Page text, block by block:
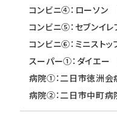
コンビニ④：ローソ
コンビニ⑤：セブン
コンビニ⑥：ミニス
スーパー①：ダイエ
病院①：二日市徳洲
病院②：二日市中町